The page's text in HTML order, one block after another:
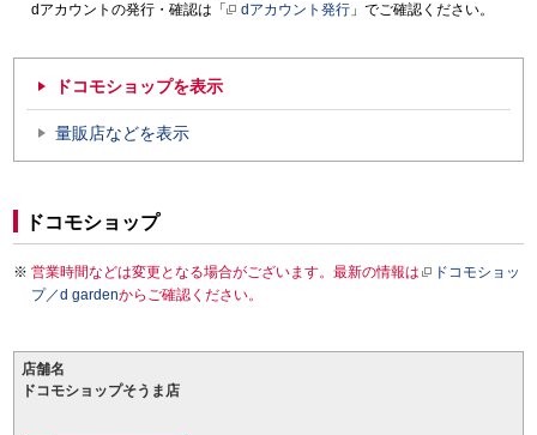
dアカウントの発行・確認は「
dアカウント発行 」でご確認ください。
ドコモショップを表示
量販店などを表示
ドコモショップ
営業時間などは変更となる場合がございます。最新の情報は
ドコモショッ
プ／d gardenからご確認ください。
店舗名
ドコモショップそうま店